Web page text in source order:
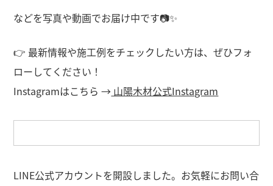
などを写真や動画でお届け中です📷✨
👉 最新情報や施工例をチェックしたい方は、ぜひフォ
ローしてください！
Instagramはこちら → 山陽木材公式Instagram
LINE公式アカウントを開設しました。お気軽にお問い合